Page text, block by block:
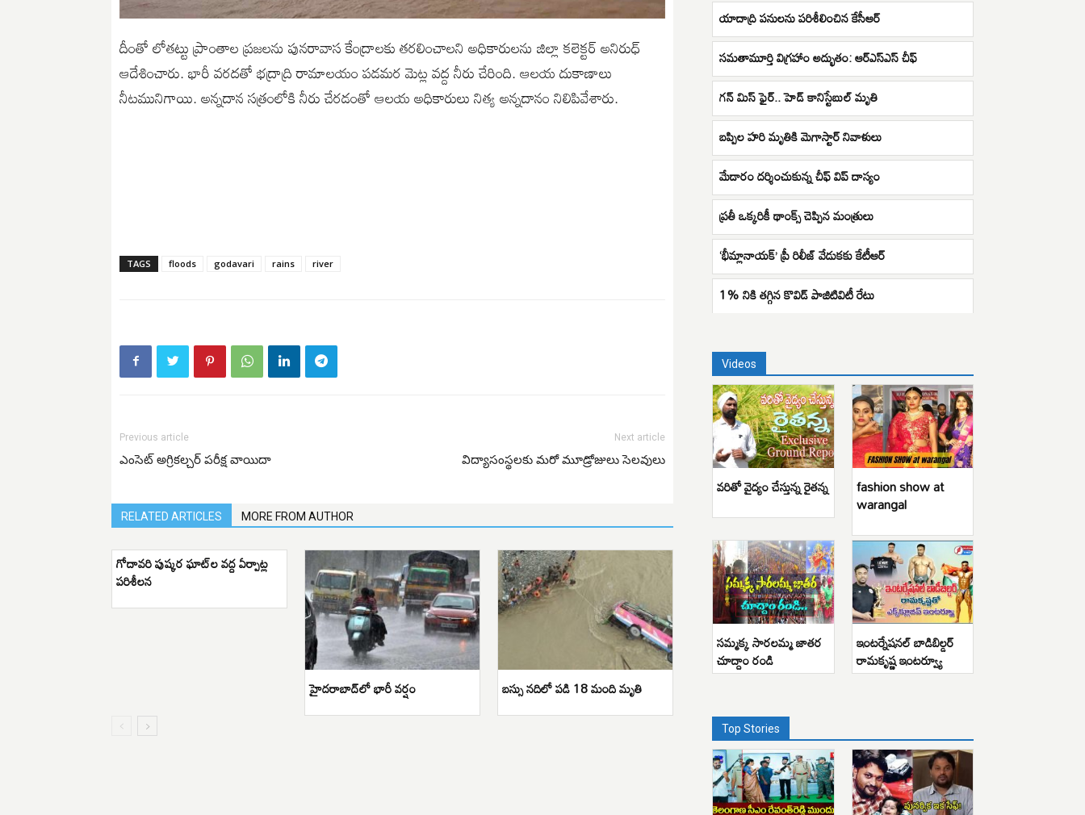
దీంతో లోతట్టు ప్రాంతాల ప్రజలను పునరావాస కేంద్రాలకు తరలించాలని అధికారులను జిల్లా కలెక్టర్ అనిరుధ్
ఆదేశించారు. భారీ వరదతో భద్రాద్రి రామాలయం పడమర మెట్ల వద్ద నీరు చేరింది. ఆలయ దుకాణాలు
నీటమునిగాయి. అన్నదాన సత్రంలోకి నీరు చేరడంతో ఆలయ అధికారులు నిత్య అన్నదానం నిలిపివేశారు.
TAGS floods godavari rains river
Previous article
ఎంసెట్ అగ్రికల్చర్ పరీక్ష వాయిదా
Next article
విద్యాసంస్థలకు మరో మూడ్రోజులు సెలవులు
RELATED ARTICLES MORE FROM AUTHOR
గోదావరి పుష్కర ఘాట్‌ల వద్ద ఏర్పాట్ల
పరిశీలన
హైదరాబాద్‌లో భారీ వర్షం బస్సు నదిలో పడి 18 మంది మృతి
యాదాద్రి పనులను పరిశీలించిన కేసీఆర్
సమతామూర్తి విగ్రహాం అద్భుతం: ఆర్ఎస్ఎస్ చీఫ్
గన్ మిస్ ఫైర్.. హెడ్ కానిస్టేబుల్ మృతి
బప్పిల హరి మృతికి మెగాస్టార్ నివాళులు
మేడారం దర్శించుకున్న చీఫ్ విప్ దాస్యం
ప్రతీ ఒక్కరికీ థాంక్స్ చెప్పిన మంత్రులు
‘భీమ్లానాయక్’ ప్రీ రిలీజ్ వేడుకకు కేటీఆర్
1% నికి తగ్గిన కొవిడ్ పాజిటివిటీ రేటు
Videos
వరితో వైద్యం చేస్తున్న రైతన్న fashion show at
warangal
సమ్మక్క సారలమ్మ జాతర
చూద్దాం రండి
ఇంటర్నేషనల్ బాడిబిల్డర్
రామకృష్ణ ఇంటర్వ్యూ
Top Stories